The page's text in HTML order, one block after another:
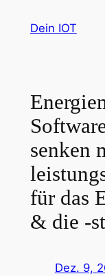
InhaltDein IOT
senken
für das
& die -
Dez. 9,